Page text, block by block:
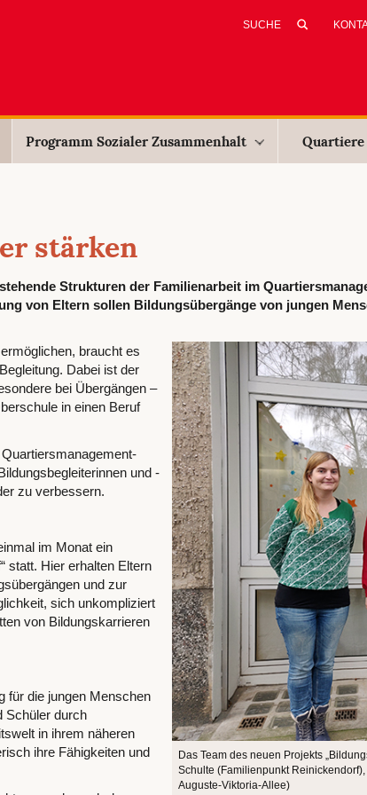
Programm Sozialer Zusammenhalt Quartiere
stärken
Strukturen der Familienarbeit im
von Eltern sollen Bildungsübergänge von jungen
Das Team des neuen Projekts
Schulte (Familienpunkt
Auguste-Viktoria-Allee)
braucht es
Dabei ist der
bei Übergängen –
in einen Beruf
und -
zu verbessern.
im Monat ein
statt. Hier erhalten Eltern
und zur
sich unkompliziert
von Bildungskarrieren
für die jungen Menschen
Schüler durch
in ihrem näheren
ihre Fähigkeiten und